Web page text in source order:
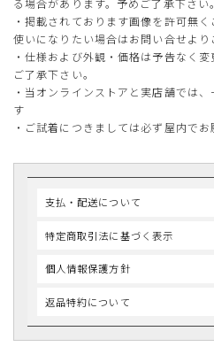
る場合があります。予めご了承下さい。
・掲載されております画像を許可無
使いになりたい場合はお問い合せより
・仕様および外観・価格は予告なく
ご了承下さい。
・当オンラインストアと実店舗では
す
・ご試着につきましては必ず屋内でお
支払・配送について
特定商取引法に基づく表示
個人情報保護方針
返品特約について